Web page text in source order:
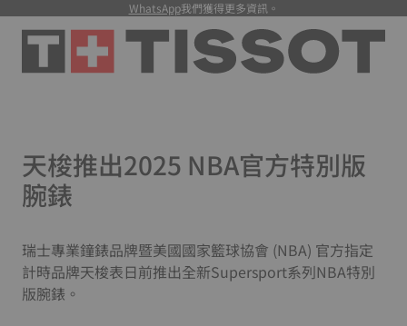
WhatsApp我們獲得更多資訊。
天梭推出2025 NBA官方特別版
腕錶
瑞士專業鐘錶品牌暨美國國家籃球協會 (NBA) 官方指定
計時品牌天梭表日前推出全新Supersport系列NBA特別
版腕錶。